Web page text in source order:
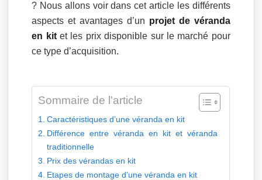
? Nous allons voir dans cet article les différents
aspects et avantages d’un projet de véranda
en kitet les prix disponible sur le marché pour
ce type d’acquisition.
Sommaire de l'article
Caractéristiques d’une véranda en kit
Différence entre véranda en kit et véranda
traditionnelle
Prix des vérandas en kit
Etapes de montage d’une véranda en kit